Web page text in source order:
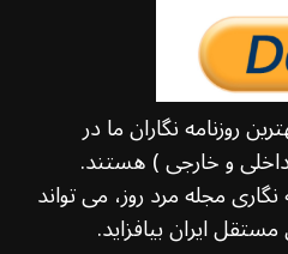
روزنامه نگاران ما در
و خارجی ) هستند.
مجله مرد روز، می تواند
ایران بیافزاید.